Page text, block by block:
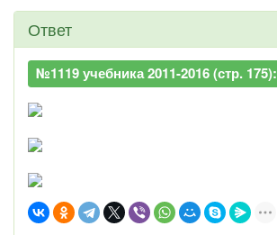
Ответ
№1119 учебника 2011-2016 (стр. 175):